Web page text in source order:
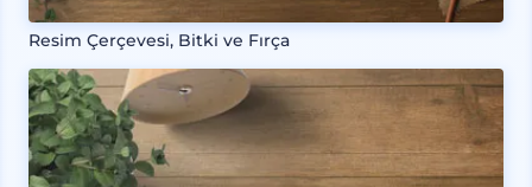
Resim Çerçevesi, Bitki ve Fırça